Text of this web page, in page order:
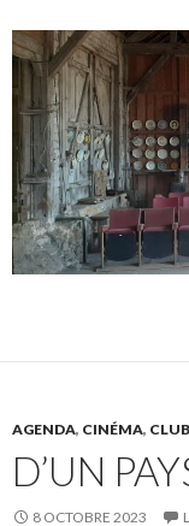
AGENDA, CINÉMA, CLUB
D’UN
8 OCTOBRE 2023